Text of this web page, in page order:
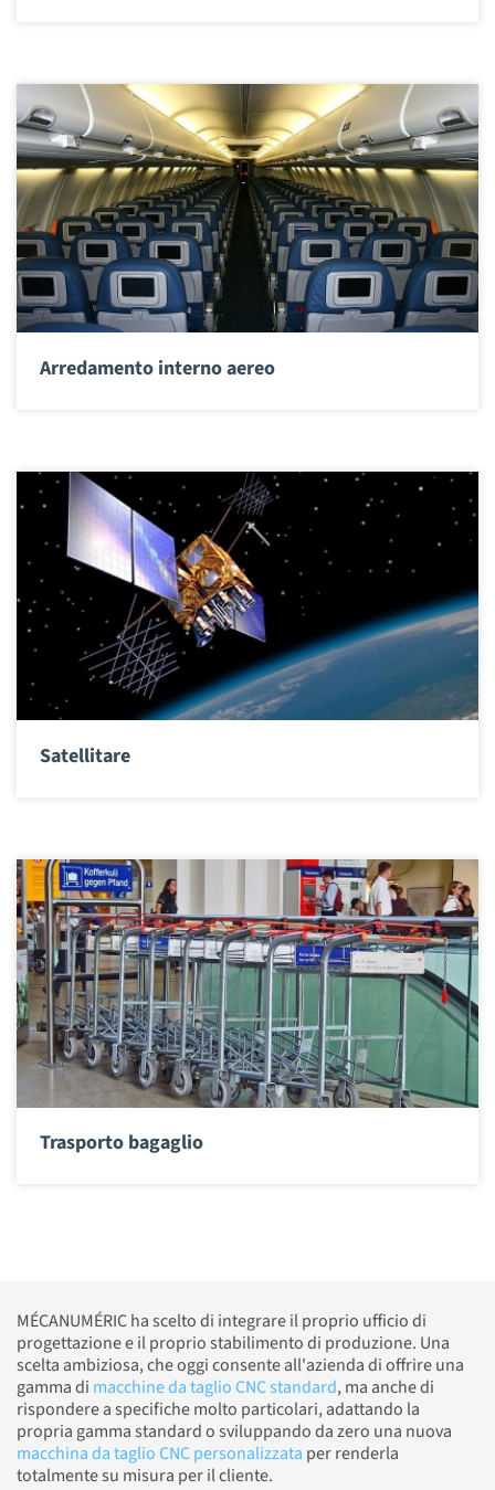
Arredamento interno aereo
Satellitare
Trasporto bagaglio
MÉCANUMÉRIC ha scelto di integrare il proprio ufficio di
progettazione e il proprio stabilimento di produzione. Una
scelta ambiziosa, che oggi consente all'azienda di offrire una
gamma di macchine da taglio CNC standard, ma anche di
rispondere a specifiche molto particolari, adattando la
propria gamma standard o sviluppando da zero una nuova
macchina da taglio CNC personalizzata per renderla
totalmente su misura per il cliente.